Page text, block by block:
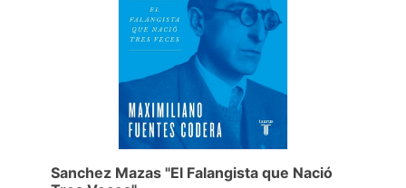
Sanchez Mazas "El Falangista que Nació